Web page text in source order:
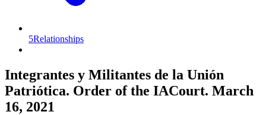
5Relationships
Integrantes y Militantes de la Unión
Patriótica. Order of the IACourt. March
16, 2021